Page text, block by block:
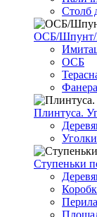
Столб
ОСБ/Шпунт/
ОСБ
Фанера
Плинтуса.
Уголки
Ступеньки
Перила